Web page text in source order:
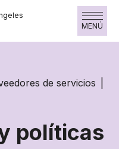
MENÚ
de servicios
políticas